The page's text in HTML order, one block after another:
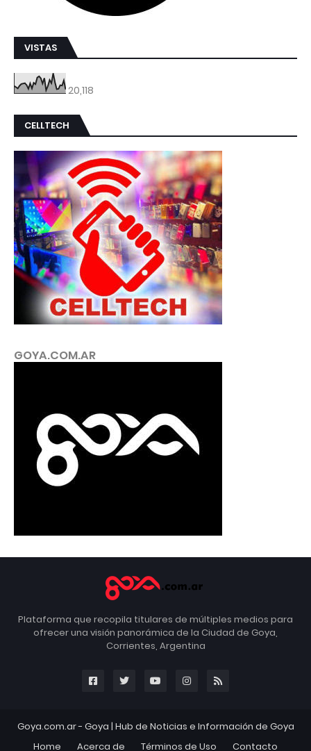
VISTAS
20,118
CELLTECH
GOYA.COM.AR
Plataforma que recopila titulares de múltiples medios para
ofrecer una visión panorámica de la Ciudad de Goya,
Corrientes, Argentina
Goya.com.ar - Goya | Hub de Noticias e Información de Goya
Home
Acerca de Términos de Uso Contacto